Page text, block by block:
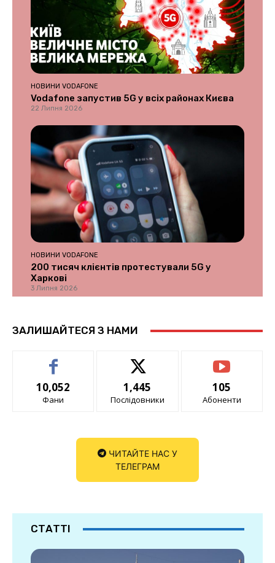
НОВИНИ VODAFONE
Vodafone запустив 5G у всіх районах Києва
22 Липня 2026
НОВИНИ VODAFONE
200 тисяч клієнтів протестували 5G у
Харкові
3 Липня 2026
ЗАЛИШАЙТЕСЯ З НАМИ
10,052
Фани
1,445
Послідовники
105
Абоненти
ЧИТАЙТЕ НАС У
ТЕЛЕГРАМ
СТАТТІ